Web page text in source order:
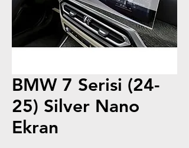
BMW 7 Serisi (24-
25) Silver Nano
Ekran